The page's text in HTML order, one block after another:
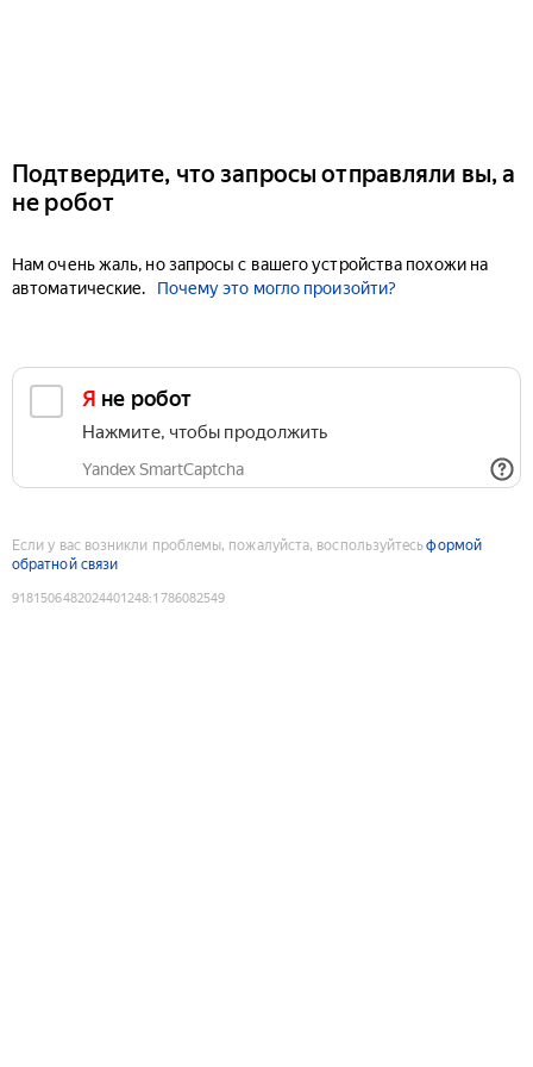
Подтвердите, что запросы отправляли вы, а
не робот
Нам очень жаль, но запросы с вашего устройства похожи на
автоматические.
Почему это могло произойти?
Я не робот
Нажмите, чтобы продолжить
Yandex SmartCaptcha
Если у вас возникли проблемы, пожалуйста, воспользуйтесьформой
обратной связи
9181506482024401248:1786082549